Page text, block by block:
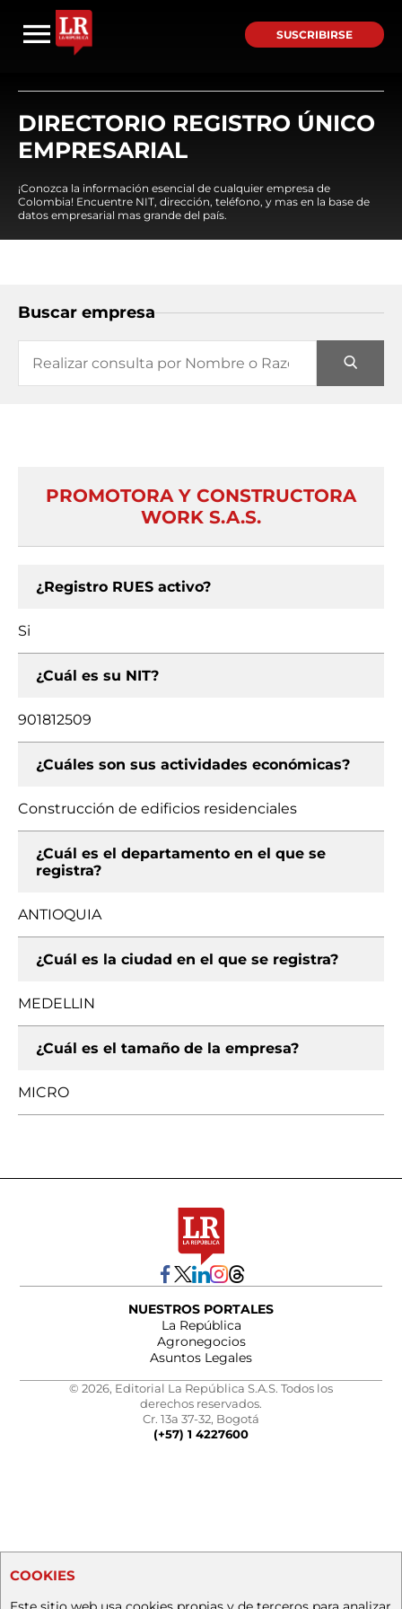
SUSCRIBIRSE
DIRECTORIO REGISTRO ÚNICO
EMPRESARIAL
¡Conozca la información esencial de cualquier empresa de
Colombia! Encuentre NIT, dirección, teléfono, y mas en la base de
datos empresarial mas grande del país.
Buscar empresa
PROMOTORA Y CONSTRUCTORA
WORK S.A.S.
¿Registro RUES activo?
Si
¿Cuál es su NIT?
901812509
¿Cuáles son sus actividades económicas?
Construcción de edificios residenciales
¿Cuál es el departamento en el que se
registra?
ANTIOQUIA
¿Cuál es la ciudad en el que se registra?
MEDELLIN
¿Cuál es el tamaño de la empresa?
MICRO
NUESTROS PORTALES
La República
Agronegocios
Asuntos Legales
© 2026, Editorial La República S.A.S. Todos los
derechos reservados.
Cr. 13a 37-32, Bogotá
(+57) 1 4227600
COOKIES